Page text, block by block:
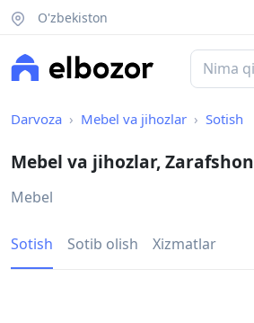
O'zbekiston
Darvoza Mebel va jihozlar Sotish
Mebel va jihozlar, Zarafshon
Mebel
Sotish Sotib olish Xizmatlar